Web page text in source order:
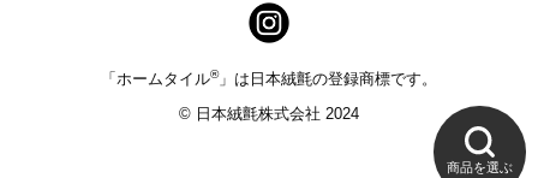
商品を選ぶ
「ホームタイル®」は日本絨氈の登録商標です。
© 日本絨氈株式会社 2024